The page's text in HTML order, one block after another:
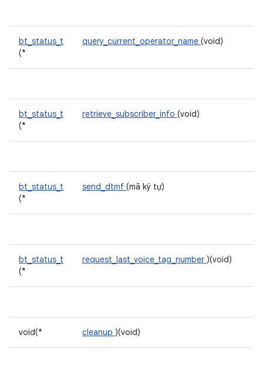
bt_status_t
(*
query_current_operator_name (void)
bt_status_t
(*
retrieve_subscriber_info (void)
bt_status_t
(*
send_dtmf (mã ký tự)
bt_status_t
(*
request_last_voice_tag_number )(void)
void(* cleanup )(void)